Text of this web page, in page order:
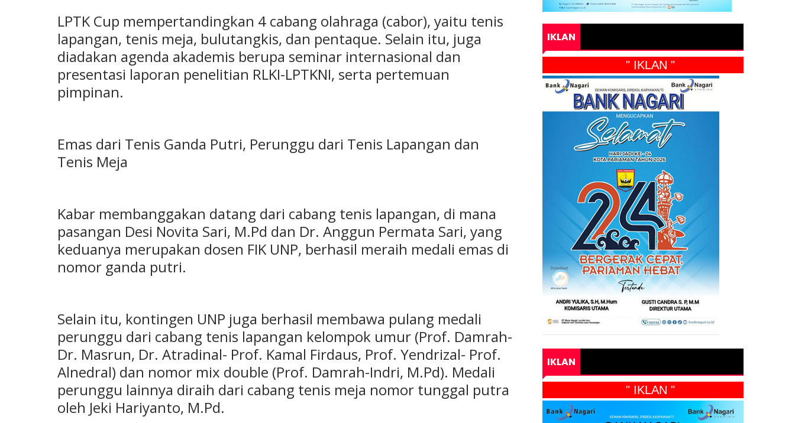
LPTK Cup mempertandingkan 4 cabang olahraga (cabor), yaitu tenis
lapangan, tenis meja, bulutangkis, dan pentaque. Selain itu, juga
diadakan agenda akademis berupa seminar internasional dan
presentasi laporan penelitian RLKI-LPTKNI, serta pertemuan
pimpinan.
Emas dari Tenis Ganda Putri, Perunggu dari Tenis Lapangan dan
Tenis Meja
Kabar membanggakan datang dari cabang tenis lapangan, di mana
pasangan Desi Novita Sari, M.Pd dan Dr. Anggun Permata Sari, yang
keduanya merupakan dosen FIK UNP, berhasil meraih medali emas di
nomor ganda putri.
Selain itu, kontingen UNP juga berhasil membawa pulang medali
perunggu dari cabang tenis lapangan kelompok umur (Prof. Damrah-
Dr. Masrun, Dr. Atradinal- Prof. Kamal Firdaus, Prof. Yendrizal- Prof.
Alnedral) dan nomor mix double (Prof. Damrah-Indri, M.Pd). Medali
perunggu lainnya diraih dari cabang tenis meja nomor tunggal putra
oleh Jeki Hariyanto, M.Pd.
IKLAN
" IKLAN "
IKLAN
" IKLAN "